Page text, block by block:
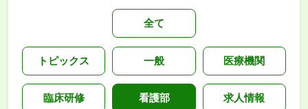
全て
トピックス 一般 医療機関
臨床研修 看護部 求人情報